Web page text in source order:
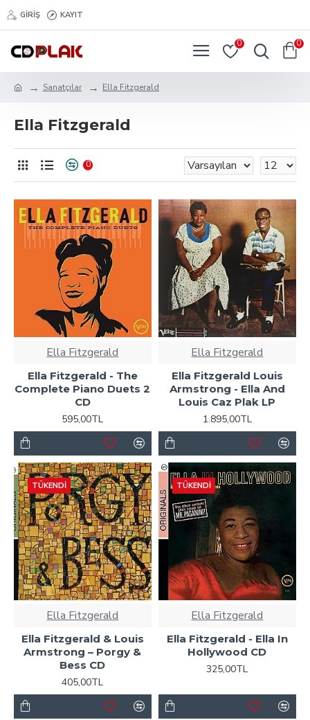
GIRIŞ KAYIT
0 0
Sanatçılar Ella Fitzgerald
Ella Fitzgerald
0
Ella Fitzgerald
Ella Fitzgerald - The
Complete Piano Duets 2
CD
595,00TL
Ella Fitzgerald
Ella Fitzgerald Louis
Armstrong - Ella And
Louis Caz Plak LP
1.895,00TL
TÜKENDI
Ella Fitzgerald
Ella Fitzgerald & Louis
Armstrong ‎– Porgy &
Bess CD
405,00TL
TÜKENDI
Ella Fitzgerald
Ella Fitzgerald - Ella In
Hollywood CD
325,00TL